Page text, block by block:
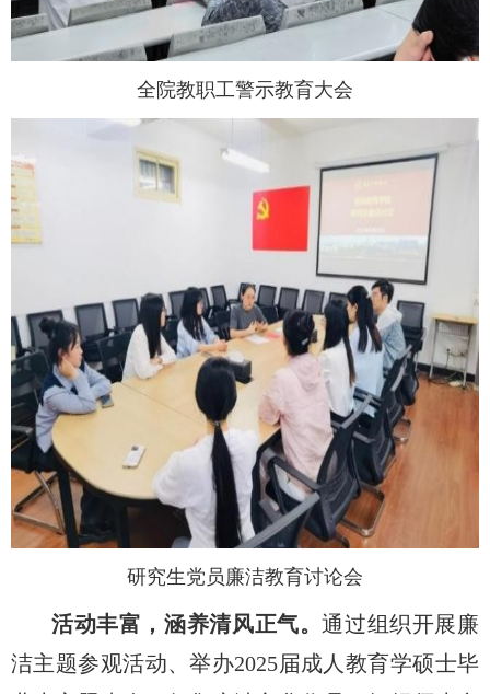
全院教职工警示教育大会
研究生党员廉洁教育讨论会
活动丰富，涵养清风正气。通过组织开展廉
洁主题参观活动、举办2025届成人教育学硕士毕